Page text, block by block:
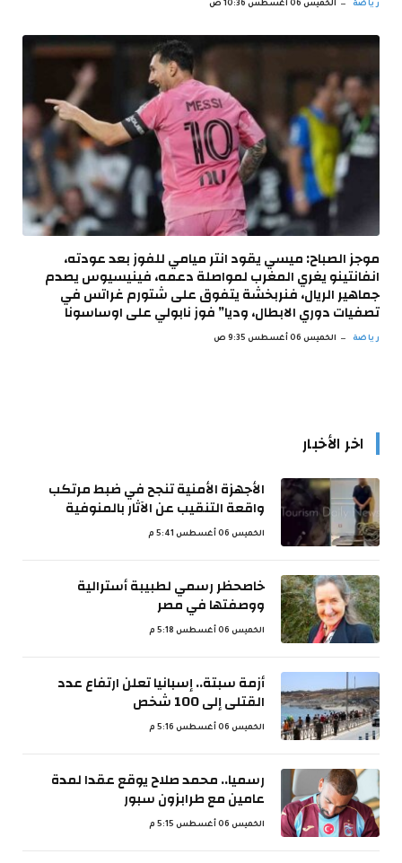
رياضة الخميس 06 أغسطس 10:36 ص
موجز الصباح: ميسي يقود انتر ميامي للفوز بعد عودته،
انفانتينو يغري المغرب لمواصلة دعمه، فينيسيوس يصدم
جماهير الريال، فنربخشة يتفوق على شتورم غراتس في
تصفيات دوري الابطال، وديا” فوز نابولي على اوساسونا
رياضة الخميس 06 أغسطس 9:35 ص
اخر الأخبار
الأجهزة الأمنية تنجح في ضبط مرتكب
واقعة التنقيب عن الآثار بالمنوفية
الخميس 06 أغسطس 5:41 م
خاصحظر رسمي لطبيبة أسترالية
ووصفتها في مصر
الخميس 06 أغسطس 5:18 م
أزمة سبتة.. إسبانيا تعلن ارتفاع عدد
القتلى إلى 100 شخص
الخميس 06 أغسطس 5:16 م
رسميا.. محمد صلاح يوقع عقدا لمدة
عامين مع طرابزون سبور
الخميس 06 أغسطس 5:15 م